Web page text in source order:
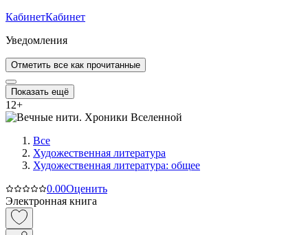
КабинетКабинет
Уведомления
Отметить все как прочитанные
Показать ещё
12+
Все
Художественная литература
Художественная литература: общее
0.00Оценить
Электронная книга